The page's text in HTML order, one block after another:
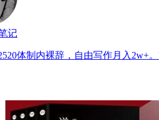
记
体制内裸辞，自由写作月入2w+